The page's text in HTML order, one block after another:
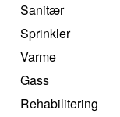
Sanitær
Sprinkler
Varme
Gass
Rehabilitering